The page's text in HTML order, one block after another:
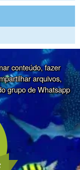
conteúdo, fazer
arquivos,
grupo de Whatsapp